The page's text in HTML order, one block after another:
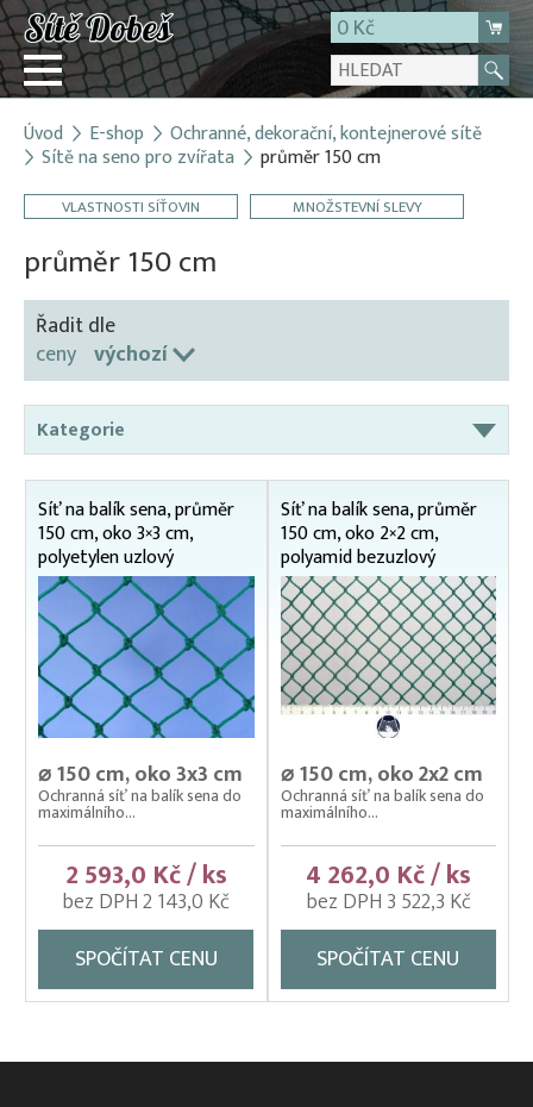
0 Kč
Přihlásit
Registrace
E-shop
O firmě
Kontakt
Úvod E-shop Ochranné, dekorační, kontejnerové sítě
Sítě na seno pro zvířata průměr 150 cm
VLASTNOSTI SÍŤOVIN MNOŽSTEVNÍ SLEVY
průměr 150 cm
Řadit dle
ceny výchozí
Kategorie
Dekorační sítě
Kontejnerové sítě (sítě na kontejnery a přívěsy)
Ochrana budov a střech
Ochranné sítě (krycí sítě) proti kormoránům, rackům
a volavkám
Ochranné sítě na bazény a jezírka
Ochranné sítě na plošné zakrytí skládek
Ochranné sítě na polystyren
Ochranné sítě na vertikální (svislou) instalaci
Ochranné sítě pro chov slepic a domácí drůbeže
Ochranné sítě proti holubům
Sítě na dětská pískoviště
Síť na balík sena, průměr
150 cm, oko 3×3 cm,
polyetylen uzlový
⌀ 150 cm, oko 3x3 cm
Ochranná síť na balík sena do
maximálního...
2 593,0 Kč / ks
bez DPH 2 143,0 Kč
SPOČÍTAT CENU
Síť na balík sena, průměr
150 cm, oko 2×2 cm,
polyamid bezuzlový
⌀ 150 cm, oko 2x2 cm
Ochranná síť na balík sena do
maximálního...
4 262,0 Kč / ks
bez DPH 3 522,3 Kč
SPOČÍTAT CENU